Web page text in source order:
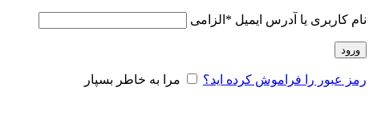
نام کاربری یا آدرس ایمیل * الزامی
ورود
رمز عبور را فراموش کرده اید؟ مرا به خاطر بسپار